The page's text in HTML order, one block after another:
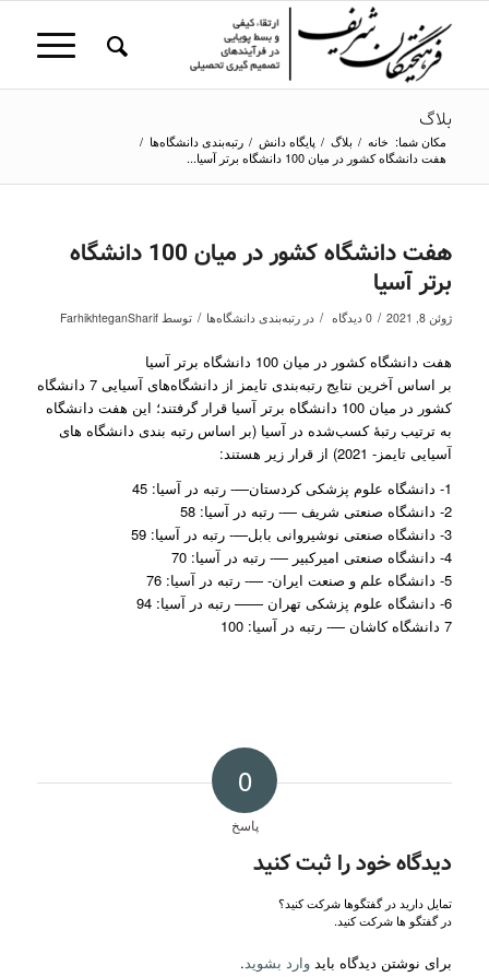
بلاگ
مکان شما: خانه / بلاگ / پایگاه دانش / رتبه‌بندی دانشگاه‌ها /
هفت دانشگاه کشور در میان 100 دانشگاه برتر آسیا...
هفت دانشگاه کشور در میان 100 دانشگاه
برتر آسیا
ژوئن 8, 2021 / 0 دیدگاه / در رتبه‌بندی دانشگاه‌ها / توسط FarhikhteganSharif
هفت دانشگاه کشور در میان 100 دانشگاه برتر آسیا
بر اساس آخرین نتایج رتبه‌بندی تایمز از دانشگاه‌های آسیایی 7 دانشگاه
کشور در میان 100 دانشگاه برتر آسیا قرار گرفتند؛ این هفت دانشگاه
به ترتیب رتبۀ کسب‌شده در آسیا (بر اساس رتبه بندی دانشگاه های
آسیایی تایمز- 2021) از قرار زیر هستند:
1- دانشگاه علوم پزشکی کردستان—- رتبه در آسیا: 45
2- دانشگاه صنعتی شریف —- رتبه در آسیا: 58
3- دانشگاه صنعتی نوشیروانی بابل—- رتبه در آسیا: 59
4- دانشگاه صنعتی امیرکبیر —- رتبه در آسیا: 70
5- دانشگاه علم و صنعت ایران- —- رتبه در آسیا: 76
6- دانشگاه علوم پزشکی تهران —— رتبه در آسیا: 94
7 دانشگاه کاشان —- رتبه در آسیا: 100
0
پاسخ
دیدگاه خود را ثبت کنید
تمایل دارید در گفتگوها شرکت کنید؟
در گفتگو ها شرکت کنید.
برای نوشتن دیدگاه باید وارد بشوید.